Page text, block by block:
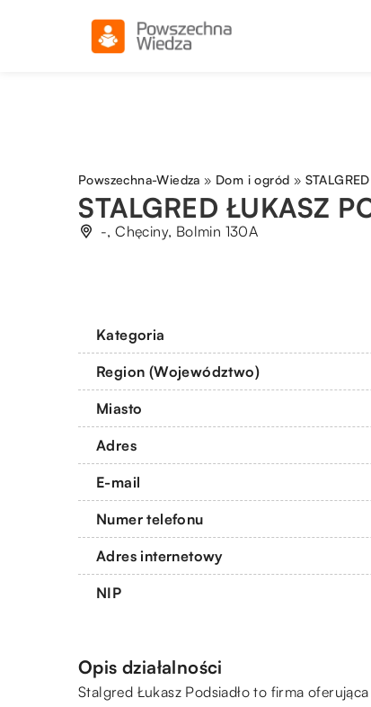
Powszechna-Wiedza » Dom i ogród »
STALGRED ŁUKASZ
-, Chęciny, Bolmin 130A
Kategoria
Region (Województwo)
Miasto
Adres
E-mail
Numer telefonu
Adres internetowy
NIP
Opis działalności
Stalgred Łukasz Podsiadło to firma